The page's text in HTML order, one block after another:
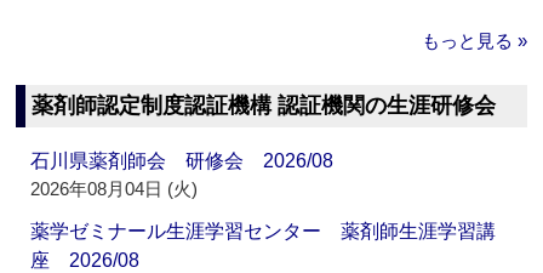
もっと見る »
薬剤師認定制度認証機構 認証機関の生涯研修会
石川県薬剤師会 研修会 2026/08
2026年08月04日 (火)
薬学ゼミナール生涯学習センター 薬剤師生涯学習講
座 2026/08